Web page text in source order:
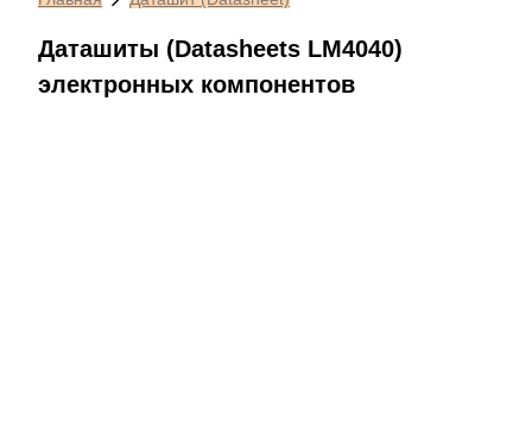
Даташиты (Datasheets LM4040)
электронных компонентов